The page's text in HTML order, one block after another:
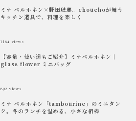
ミナ ペルホネン×野田琺瑯。chouchoが舞う
キッチン道具で、料理を楽しく
1154 views
【容量・使い道もご紹介】ミナペルホネン｜
glass flower ミニバッグ
892 views
ミナ ペルホネン「tambourine」のミニタン
ク。冬のランチを温める、小さな相棒